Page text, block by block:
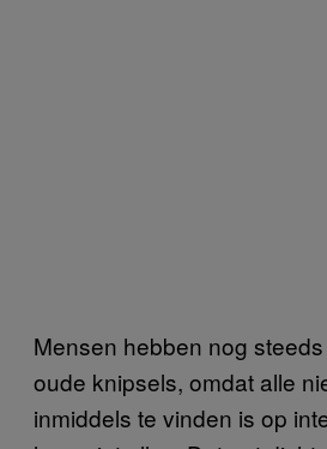
Mensen hebben nog
oude knipsels, omdat alle
inmiddels te vinden is op